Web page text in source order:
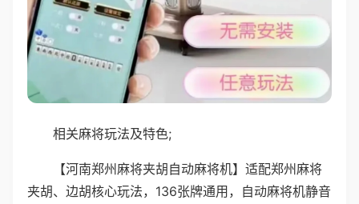
相关麻将玩法及特色;
【河南郑州麻将夹胡自动麻将机】适配郑州麻将
夹胡、边胡核心玩法，136张牌通用，自动麻将机静音